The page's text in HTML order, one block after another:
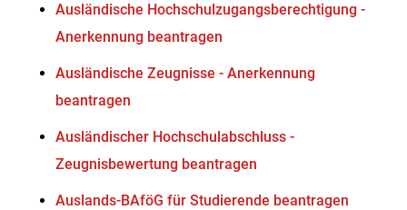
Ausländische Hochschulzugangsberechtigung -
Anerkennung beantragen
Ausländische Zeugnisse - Anerkennung
beantragen
Ausländischer Hochschulabschluss -
Zeugnisbewertung beantragen
Auslands-BAföG für Studierende beantragen